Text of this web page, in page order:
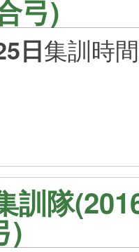
弓)
日集訓時
訓隊
)